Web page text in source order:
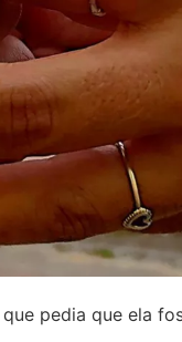
pedia que ela